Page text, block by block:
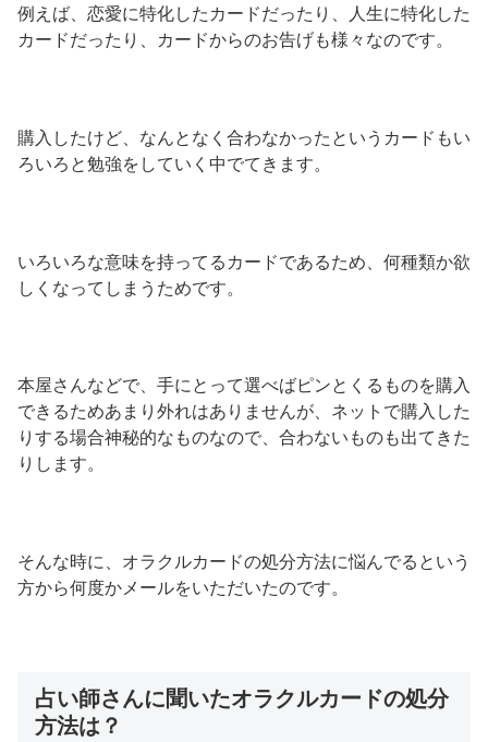
例えば、恋愛に特化したカードだったり、人生に特化した
カードだったり、カードからのお告げも様々なのです。
購入したけど、なんとなく合わなかったというカードもい
ろいろと勉強をしていく中でてきます。
いろいろな意味を持ってるカードであるため、何種類か欲
しくなってしまうためです。
本屋さんなどで、手にとって選べばピンとくるものを購入
できるためあまり外れはありませんが、ネットで購入した
りする場合神秘的なものなので、合わないものも出てきた
りします。
そんな時に、オラクルカードの処分方法に悩んでるという
方から何度かメールをいただいたのです。
占い師さんに聞いたオラクルカードの処分
方法は？